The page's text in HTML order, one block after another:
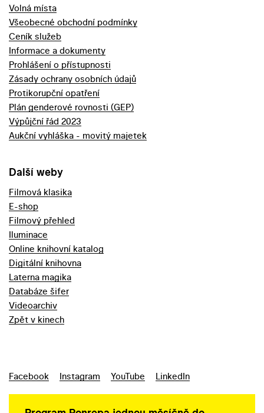
Volná místa
Všeobecné obchodní podmínky
Ceník služeb
Informace a dokumenty
Prohlášení o přístupnosti
Zásady ochrany osobních údajů
Protikorupční opatření
Plán genderové rovnosti (GEP)
Výpůjční řád 2023
Aukční vyhláška - movitý majetek
Další weby
Filmová klasika
E-shop
Filmový přehled
Iluminace
Online knihovní katalog
Digitální knihovna
Laterna magika
Databáze šifer
Videoarchiv
Zpět v kinech
Facebook Instagram YouTube LinkedIn